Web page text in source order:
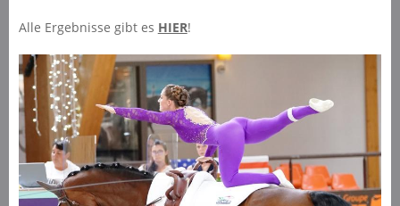
Alle Ergebnisse gibt es HIER!